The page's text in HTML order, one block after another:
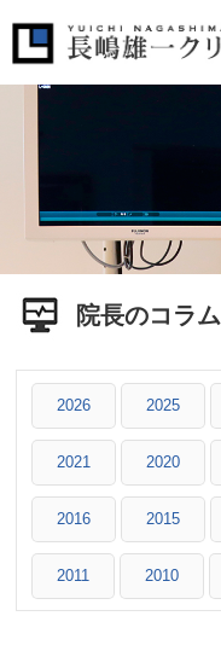
院長のコラム
2026 2025
2021 2020
2016 2015
2011 2010